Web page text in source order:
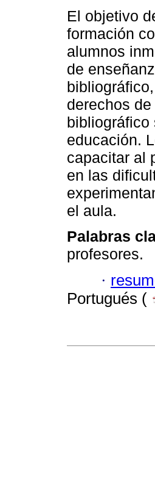
El objetivo
formación
alumnos
de
derechos
bibliográfico
educación.
capacitar al
en las
el aula.
Palabras
profesores.
·
Portugués (